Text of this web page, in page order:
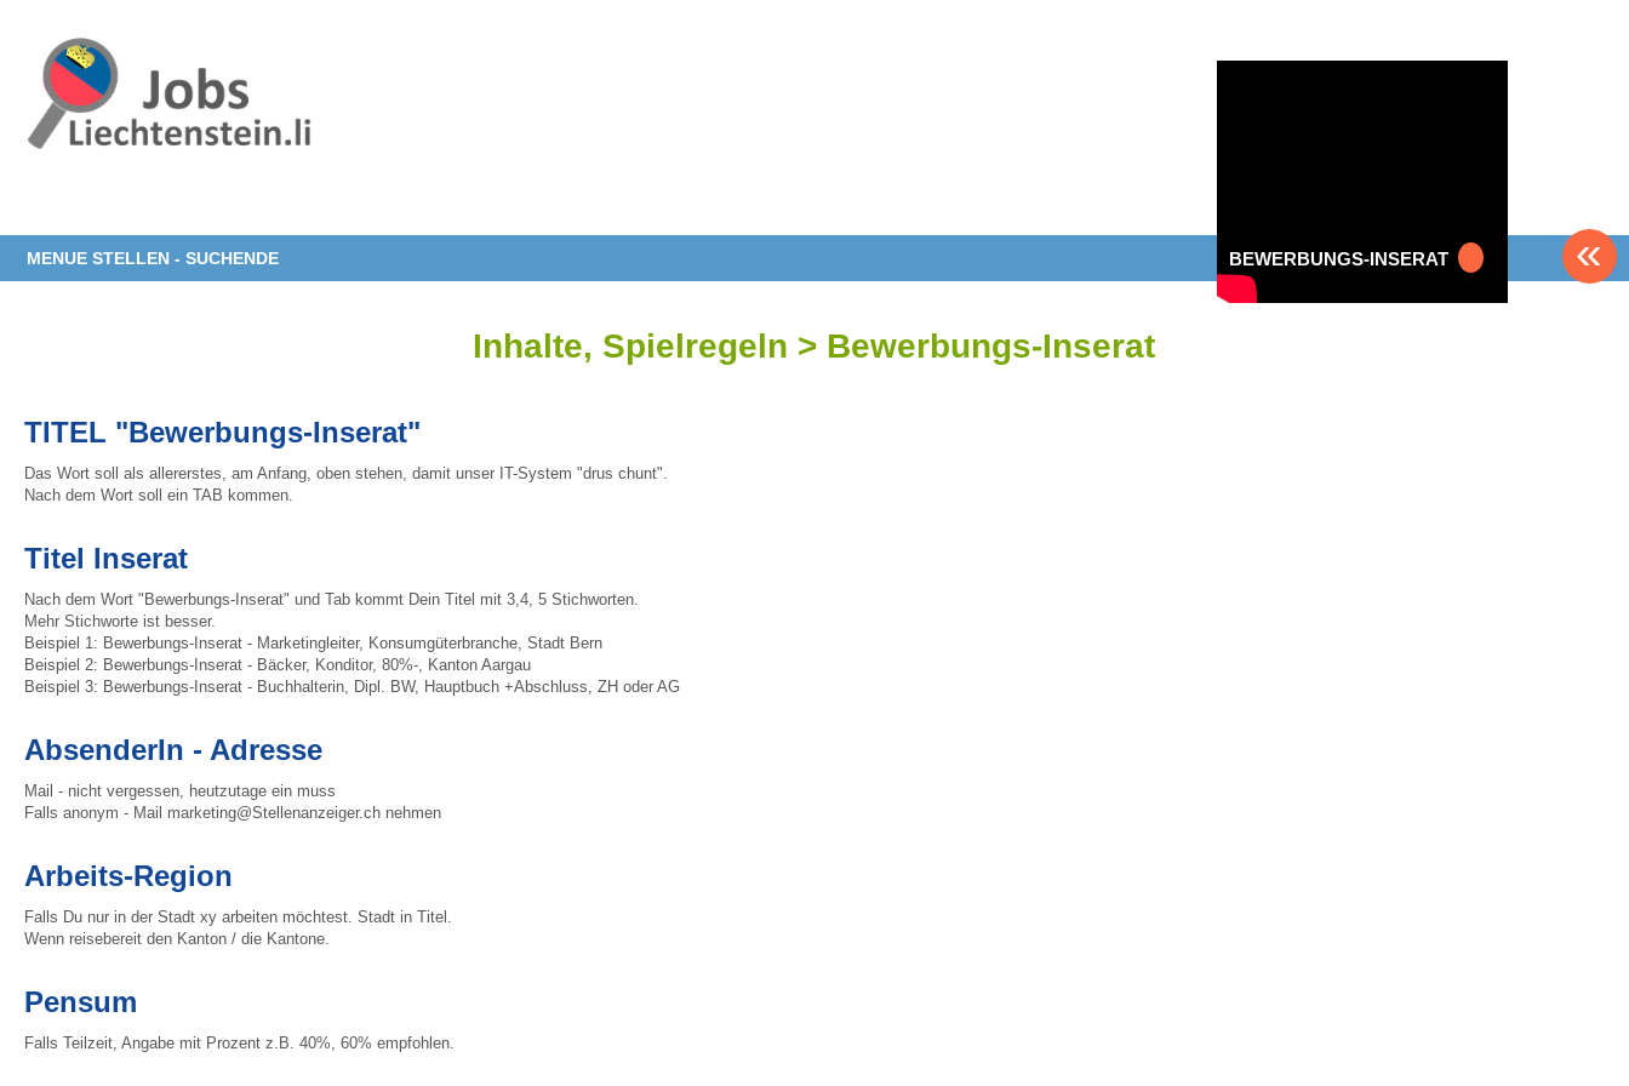
MENUE STELLEN - SUCHENDE BEWERBUNGS-INSERAT «
Inhalte, Spielregeln > Bewerbungs-Inserat
TITEL "Bewerbungs-Inserat"
Das Wort soll als allererstes, am Anfang, oben stehen, damit unser IT-System "drus chunt".
Nach dem Wort soll ein TAB kommen.
Titel Inserat
Nach dem Wort "Bewerbungs-Inserat" und Tab kommt Dein Titel mit 3,4, 5 Stichworten.
Mehr Stichworte ist besser.
Beispiel 1: Bewerbungs-Inserat - Marketingleiter, Konsumgüterbranche, Stadt Bern
Beispiel 2: Bewerbungs-Inserat - Bäcker, Konditor, 80%-, Kanton Aargau
Beispiel 3: Bewerbungs-Inserat - Buchhalterin, Dipl. BW, Hauptbuch +Abschluss, ZH oder AG
AbsenderIn - Adresse
Mail - nicht vergessen, heutzutage ein muss
Falls anonym - Mail marketing@Stellenanzeiger.ch nehmen
Arbeits-Region
Falls Du nur in der Stadt xy arbeiten möchtest. Stadt in Titel.
Wenn reisebereit den Kanton / die Kantone.
Pensum
Falls Teilzeit, Angabe mit Prozent z.B. 40%, 60% empfohlen.